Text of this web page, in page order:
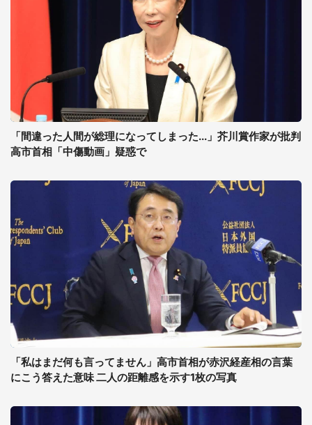
「間違った人間が総理になってしまった...」芥川賞作家が批判
高市首相「中傷動画」疑惑で
「私はまだ何も言ってません」高市首相が赤沢経産相の言葉
にこう答えた意味 二人の距離感を示す1枚の写真